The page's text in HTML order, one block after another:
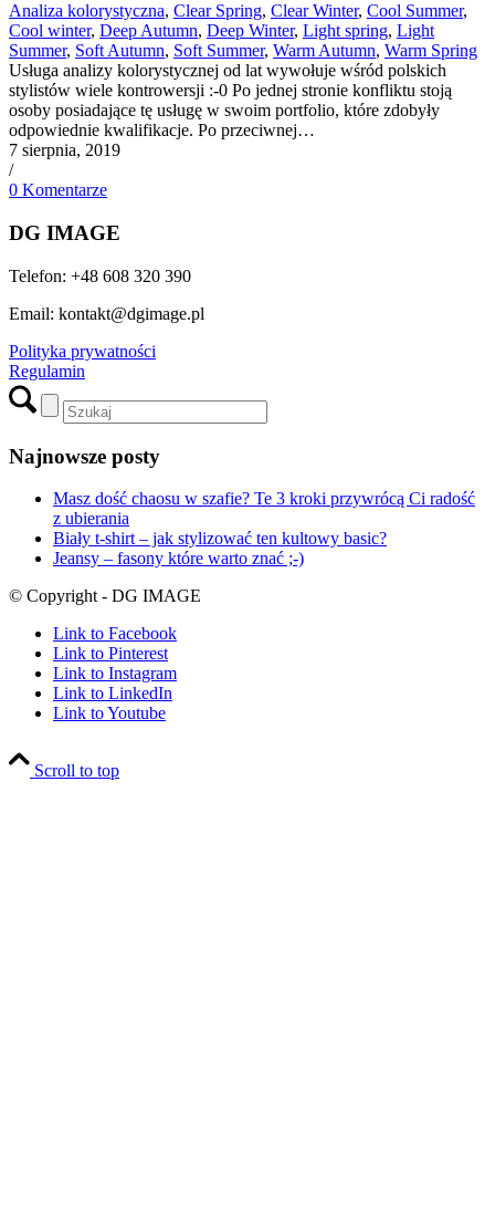
Analiza kolorystyczna, Clear Spring, Clear Winter, Cool Summer,
Cool winter, Deep Autumn, Deep Winter, Light spring, Light
Summer, Soft Autumn, Soft Summer, Warm Autumn, Warm Spring
Usługa analizy kolorystycznej od lat wywołuje wśród polskich
stylistów wiele kontrowersji :-0 Po jednej stronie konfliktu stoją
osoby posiadające tę usługę w swoim portfolio, które zdobyły
odpowiednie kwalifikacje. Po przeciwnej…
7 sierpnia, 2019
/
0 Komentarze
DG IMAGE
Telefon: +48 608 320 390
Email: kontakt@dgimage.pl
Polityka prywatności
Regulamin
Najnowsze posty
Masz dość chaosu w szafie? Te 3 kroki przywrócą Ci radość
z ubierania
Biały t-shirt – jak stylizować ten kultowy basic?
Jeansy – fasony które warto znać ;-)
© Copyright - DG IMAGE
Link to Facebook
Link to Pinterest
Link to Instagram
Link to LinkedIn
Link to Youtube
Scroll to top